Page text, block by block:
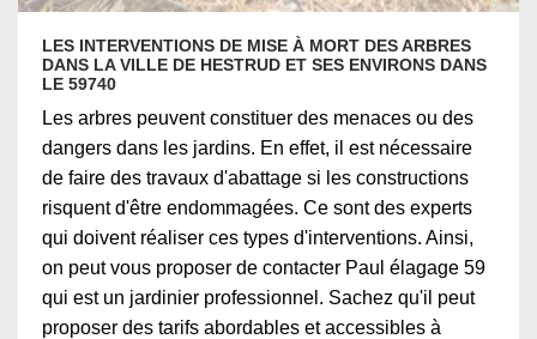
LES INTERVENTIONS DE MISE À MORT DES ARBRES
DANS LA VILLE DE HESTRUD ET SES ENVIRONS DANS
LE 59740
Les arbres peuvent constituer des menaces ou des
dangers dans les jardins. En effet, il est nécessaire
de faire des travaux d'abattage si les constructions
risquent d'être endommagées. Ce sont des experts
qui doivent réaliser ces types d'interventions. Ainsi,
on peut vous proposer de contacter Paul élagage 59
qui est un jardinier professionnel. Sachez qu'il peut
proposer des tarifs abordables et accessibles à